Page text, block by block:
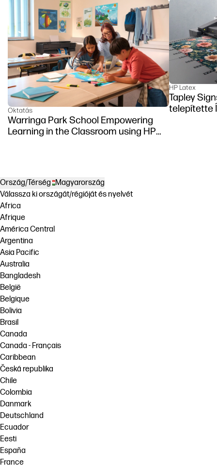
Oktatás
Warringa Park School Empowering
Learning in the Classroom using HP
HP Latex
Tapley
telepítette
Ország/Térség Magyarország
Válassza ki országát/régióját és nyelvét
Africa
Afrique
América Central
Argentina
Asia Pacific
Australia
Bangladesh
België
Belgique
Bolivia
Brasil
Canada
Canada - Français
Caribbean
Česká republika
Chile
Colombia
Danmark
Deutschland
Ecuador
Eesti
España
France